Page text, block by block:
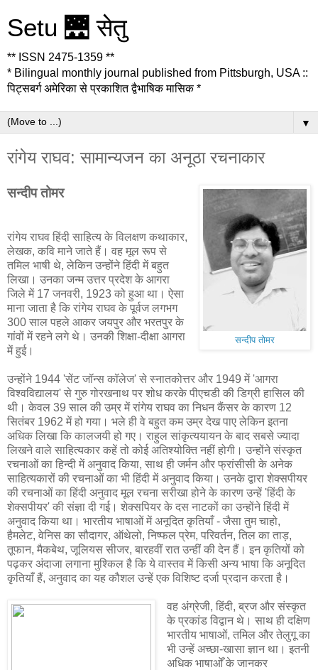
Setu 🌉 सेतु
** ISSN 2475-1359 **
* Bilingual monthly journal published from Pittsburgh, USA ::
पिट्सबर्ग अमेरिका से प्रकाशित द्वैभाषिक मासिक *
▼
रांगेय राघव: सामान्यजन का अनूठा रचनाकार
सन्दीप तोमर
सन्दीप तोमर
रांगेय राघव हिंदी साहित्य के विलक्षण कथाकार,
लेखक, कवि माने जाते हैं। वह मूल रूप से
तमिल भाषी थे, लेकिन उन्होंने हिंदी में बहुत
लिखा। उनका जन्म उत्तर प्रदेश के आगरा
जिले में 17 जनवरी, 1923 को हुआ था। ऐसा
माना जाता है कि रांगेय राघव के पूर्वज लगभग
300 साल पहले आकर जयपुर और भरतपुर के
गांवों में रहने लगे थे। उनकी शिक्षा-दीक्षा आगरा
में हुई।
उन्होंने 1944 'सेंट जॉन्स कॉलेज' से स्नातकोत्तर और 1949 में 'आगरा
विश्वविद्यालय' से गुरु गोरखनाथ पर शोध करके पीएचडी की डिग्री हासिल की
थी। केवल 39 साल की उम्र में रांगेय राघव का निधन कैंसर के कारण 12
सितंबर 1962 में हो गया। भले ही वे बहुत कम उम्र देख पाए लेकिन इतना
अधिक लिखा कि कालजयी हो गए। राहुल सांकृत्ययायन के बाद सबसे ज्यादा
लिखने वाले साहित्यकार कहें तो कोई अतिश्योक्ति नहीं होगी। उन्होंने संस्कृत
रचनाओं का हिन्दी में अनुवाद किया, साथ ही जर्मन और फ्रांसीसी के अनेक
साहित्यकारों की रचनाओं का भी हिंदी में अनुवाद किया। उनके द्वारा शेक्सपीयर
की रचनाओं का हिंदी अनुवाद मूल रचना सरीखा होने के कारण उन्हें 'हिंदी के
शेक्सपीयर' की संज्ञा दी गई। शेक्सपियर के दस नाटकों का उन्होंने हिंदी में
अनुवाद किया था। भारतीय भाषाओं में अनूदित कृतियाँ - जैसा तुम चाहो,
हैमलेट, वेनिस का सौदागर, ऑथेलो, निष्फल प्रेम, परिवर्तन, तिल का ताड़,
तूफान, मैकबेथ, जूलियस सीजर, बारहवीं रात उन्हीं की देन हैं। इन कृतियों को
पढ़कर अंदाजा लगाना मुश्किल है कि ये वास्तव में किसी अन्य भाषा कि अनूदित
कृतियाँ हैं, अनुवाद का यह कौशल उन्हें एक विशिष्ट दर्जा प्रदान करता है।
वह अंग्रेजी, हिंदी, ब्रज और संस्कृत
के प्रकांड विद्वान थे। साथ ही दक्षिण
भारतीय भाषाओं, तमिल और तेलुगू का
भी उन्हें अच्छा-खासा ज्ञान था। इतनी
अधिक भाषाओँ के जानकर